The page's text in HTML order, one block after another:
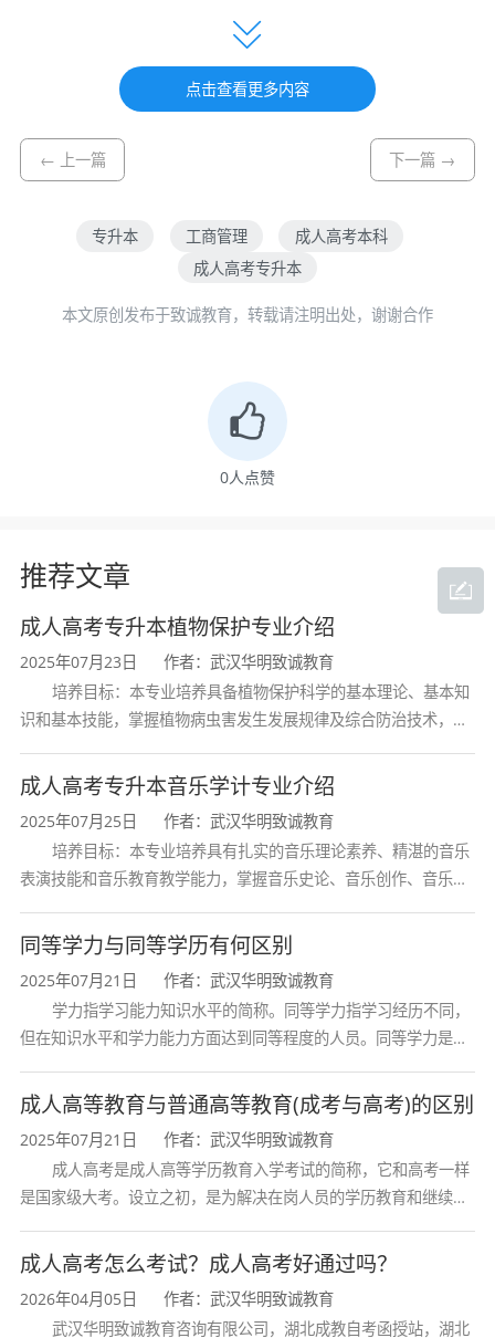
长江大学
汉理工大学、武汉轻工大学、湖北第二师范学院
咨询电话： 18672359950
(微信咨询号，请扫码关注)
点击查看更多内容
← 上一篇 下一篇 →
专升本 工商管理
成人高考本科
成人高考专升本
本文原创发布于致诚教育，转载请注明出处，谢谢合作
0人点赞
推荐文章
成人高考专升本植物保护专业介绍
2025年07月23日
作者：武汉华明致诚教育
培养目标：本专业培养具备植物保护科学的基本理论、基本知
识和基本技能，掌握植物病虫害发生发展规律及综合防治技术，熟
生产、植物检疫、农药研发等领域
成人高考专升本音乐学计专业介绍
2025年07月25日
作者：武汉华明致诚教育
培养目标：本专业培养具有扎实的音乐理论素养、精湛的音乐
表演技能和音乐教育教学能力，掌握音乐史论、音乐创作、音乐表
创新精神和艺术感染力，能在专业
同等学力与同等学历有何区别
2025年07月21日
作者：武汉华明致诚教育
学力指学习能力知识水平的简称。同等学力指学习经历不同，
但在知识水平和学力能力方面达到同等程度的人员。同等学力是在
者或报考研究生的考生中，虽然没
成人高等教育与普通高等教育(成考与高考)的区别
2025年07月21日
作者：武汉华明致诚教育
成人高考是成人高等学历教育入学考试的简称，它和高考一样
是国家级大考。设立之初，是为解决在岗人员的学历教育和继续教
在行业的骨干，一些人走上了领导
成人高考怎么考试？成人高考好通过吗？
2026年04月05日
作者：武汉华明致诚教育
武汉华明致诚教育咨询有限公司，湖北成教自考函授站，湖北